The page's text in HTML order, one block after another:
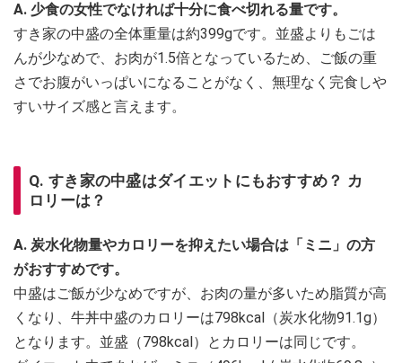
A. 少食の女性でなければ十分に食べ切れる量です。
すき家の中盛の全体重量は約399gです。並盛よりもごは
んが少なめで、お肉が1.5倍となっているため、ご飯の重
さでお腹がいっぱいになることがなく、無理なく完食しや
すいサイズ感と言えます。
Q. すき家の中盛はダイエットにもおすすめ？ カ
ロリーは？
A. 炭水化物量やカロリーを抑えたい場合は「ミニ」の方
がおすすめです。
中盛はご飯が少なめですが、お肉の量が多いため脂質が高
くなり、牛丼中盛のカロリーは798kcal（炭水化物91.1g）
となります。並盛（798kcal）とカロリーは同じです。